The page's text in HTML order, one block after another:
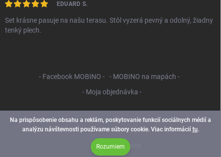
Na prispôsobenie obsahu a reklám, poskytovanie funkcií sociálnych médií a
analýzu návštevnosti používame súbory cookie. Viac informáciítu.
Rozumiem
EDUARD S.
Set krásne pasuje na našu terasu. Stôl vyzerá pevný a odolný, žiadny
tenký plech.
- Facebook MOBINO -
- MOBINO na mapách -
- Moja objednávka -
Vytvoril Shoptet
Copyright 2026Mobino SK. Všetky práva vyhradené.